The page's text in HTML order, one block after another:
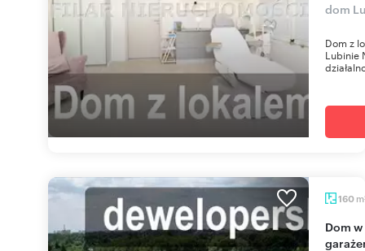
dom
Dom z
Lubinie
160 m
Dom w stanie deweloperskim z dużym strychem i